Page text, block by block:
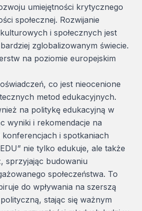
umiejętności krytycznego
społecznej. Rozwijanie
i społecznych jest
zglobalizowanym świecie.
na poziomie europejskim
co jest nieocenione
metod edukacyjnych.
na politykę edukacyjną w
wyniki i rekomendacje na
i spotkaniach
nie tylko edukuje, ale także
sprzyjając budowaniu
społeczeństwa. To
do wpływania na szerszą
stając się ważnym